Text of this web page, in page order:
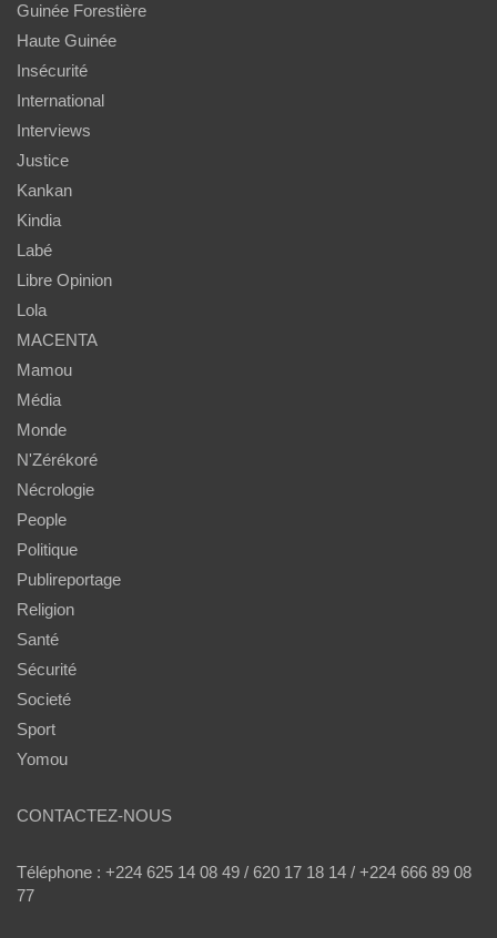
Guinée Forestière
Haute Guinée
Insécurité
International
Interviews
Justice
Kankan
Kindia
Labé
Libre Opinion
Lola
MACENTA
Mamou
Média
Monde
N'Zérékoré
Nécrologie
People
Politique
Publireportage
Religion
Santé
Sécurité
Societé
Sport
Yomou
CONTACTEZ-NOUS
Téléphone : +224 625 14 08 49 / 620 17 18 14 / +224 666 89 08
77